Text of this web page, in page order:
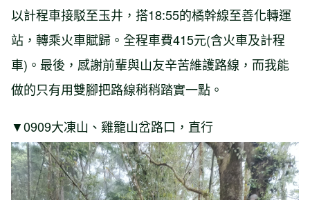
以計程車接駁至玉井，搭18:55的橘幹線至善化轉運
站，轉乘火車賦歸。全程車費415元(含火車及計程
車)。最後，感謝前輩與山友辛苦維護路線，而我能
做的只有用雙腳把路線稍稍踏實一點。
▼0909大凍山、雞籠山岔路口，直行